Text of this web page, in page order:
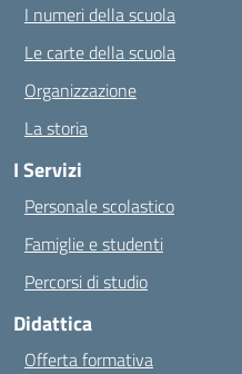
I numeri della scuola
Le carte della scuola
Organizzazione
La storia
I Servizi
Personale scolastico
Famiglie e studenti
Percorsi di studio
Didattica
Offerta formativa